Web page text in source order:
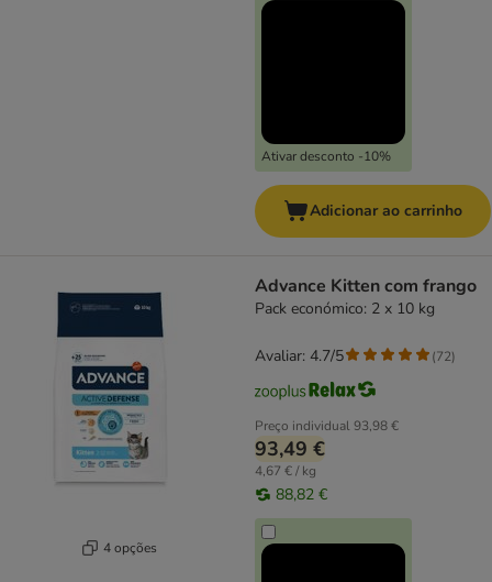
Ativar desconto -10%
Adicionar ao carrinho
4 opções
Advance Kitten com frango
Pack económico: 2 x 10 kg
Preço individual93,98 €
93,49 €
4,67 € / kg
88,82 €
Avaliar: 4.7/5 (72)